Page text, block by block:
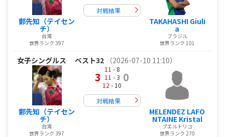
鄭先知（テイセン
チ）
台湾
世界ランク 397
対戦結果
TAKAHASHI Giuli
a
ブラジル
世界ランク 101
女子シングルス ベスト32 （2026-07-10 11:10）
鄭先知（テイセン
チ）
台湾
世界ランク 397
3
11 - 8
11 - 3
12 - 10
0
対戦結果
MELENDEZ LAFO
NTAINE Kristal
プエルトリコ
世界ランク 270